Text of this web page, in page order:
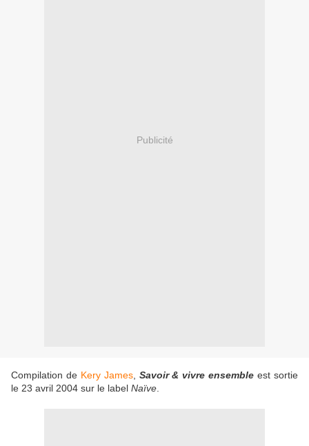
Publicité
Compilation de Kery James, Savoir & vivre ensemble est sortie
le 23 avril 2004 sur le label Naïve